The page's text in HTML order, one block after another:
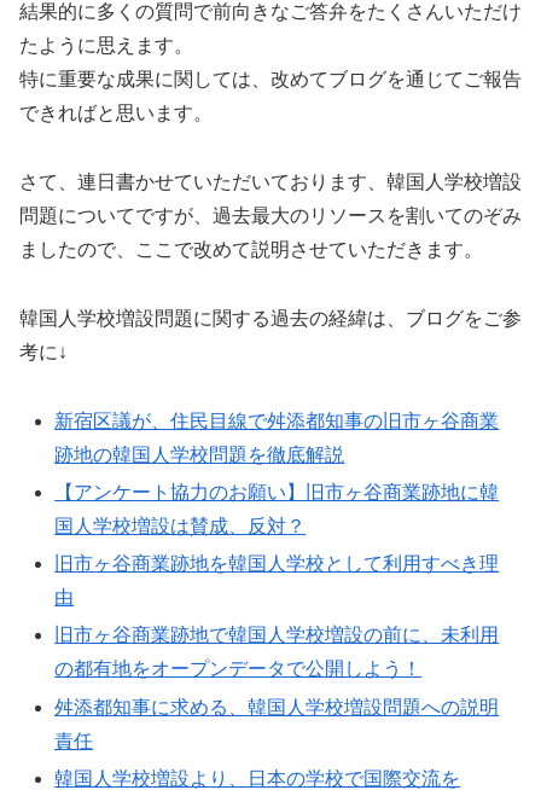
結果的に多くの質問で前向きなご答弁をたくさんいただけ
たように思えます。
特に重要な成果に関しては、改めてブログを通じてご報告
できればと思います。
さて、連日書かせていただいております、韓国人学校増設
問題についてですが、過去最大のリソースを割いてのぞみ
ましたので、ここで改めて説明させていただきます。
韓国人学校増設問題に関する過去の経緯は、ブログをご参
考に↓
新宿区議が、住民目線で舛添都知事の旧市ヶ谷商業
跡地の韓国人学校問題を徹底解説
【アンケート協力のお願い】旧市ヶ谷商業跡地に韓
国人学校増設は賛成、反対？
旧市ヶ谷商業跡地を韓国人学校として利用すべき理
由
旧市ヶ谷商業跡地で韓国人学校増設の前に、未利用
の都有地をオープンデータで公開しよう！
舛添都知事に求める、韓国人学校増設問題への説明
責任
韓国人学校増設より、日本の学校で国際交流を